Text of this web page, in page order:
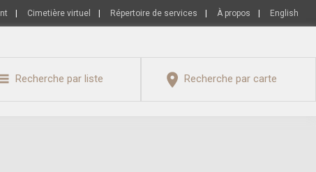
Cimetière virtuel Répertoire de services À propos English
Recherche par liste Recherche par carte